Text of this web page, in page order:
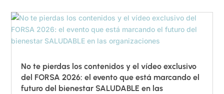
No te pierdas los contenidos y el vídeo exclusivo
del FORSA 2026: el evento que está marcando el
futuro del bienestar SALUDABLE en las